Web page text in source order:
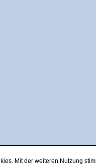
Mit der weiteren Nutzung